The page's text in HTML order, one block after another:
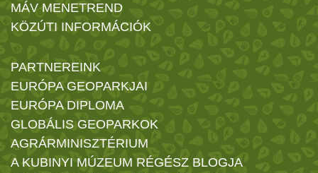
MÁV MENETREND
KÖZÚTI INFORMÁCIÓK
PARTNEREINK
EURÓPA GEOPARKJAI
EURÓPA DIPLOMA
GLOBÁLIS GEOPARKOK
AGRÁRMINISZTÉRIUM
A KUBINYI MÚZEUM RÉGÉSZ BLOGJA